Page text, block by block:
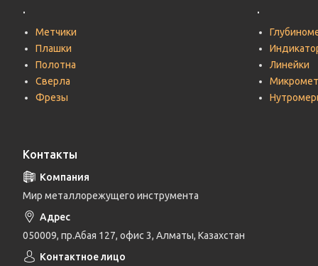
.
Метчики
Плашки
Полотна
Сверла
Фрезы
.
Линейки
Контакты
Мир металлорежущего инструмента
050009, пр.Абая 127, офис 3, Алматы, Казахстан